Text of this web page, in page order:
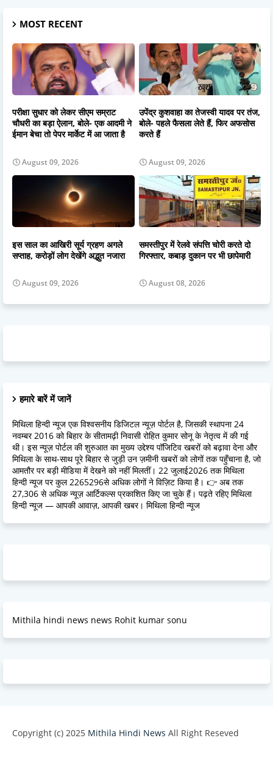
MOST RECENT
परीक्षा सुधार को लेकर सीएम सम्राट
चौधरी का बड़ा ऐलान, बोले- एक आदमी ने
ईमान बेचा तो पेपर मार्केट में आ जाता है
August 09, 2026
उपेंद्र कुशवाहा का तेजस्वी यादव पर तंज,
बोले- पहले फैसला लेते हैं, फिर अफसोस
करते हैं
August 09, 2026
इस साल का आखिरी सूर्य ग्रहण अगले
सप्ताह, करोड़ों लोग देखेंगे अद्भुत नजारा
August 09, 2026
समस्तीपुर में रेलवे संपत्ति चोरी करते दो
गिरफ्तार, कबाड़ दुकान पर भी छापेमारी
August 08, 2026
हमारे बारें में जानें
मिथिला हिन्दी न्यूज एक विश्वसनीय डिजिटल न्यूज़ पोर्टल है, जिसकी स्थापना 24
नवम्बर 2016 को बिहार के सीतामढ़ी निवासी रोहित कुमार सोनू के नेतृत्व में की गई
थी। इस न्यूज़ पोर्टल की शुरुआत का मुख्य उद्देश्य पॉजिटिव खबरों को बढ़ावा देना और
मिथिला के साथ-साथ पूरे बिहार से जुड़ी उन ज़मीनी खबरों को लोगों तक पहुँचाना है, जो
आमतौर पर बड़ी मीडिया में देखने को नहीं मिलतीं। 22 जुलाई2026 तक मिथिला
हिन्दी न्यूज पर कुल 2265296से अधिक लोगों ने विज़िट किया है। 👉 अब तक
27,306 से अधिक न्यूज़ आर्टिकल्स प्रकाशित किए जा चुके हैं। पढ़ते रहिए मिथिला
हिन्दी न्यूज — आपकी आवाज़, आपकी खबर। मिथिला हिन्दी न्यूज
Mithila hindi news news Rohit kumar sonu
Copyright (c) 2025 Mithila Hindi News All Right Reseved